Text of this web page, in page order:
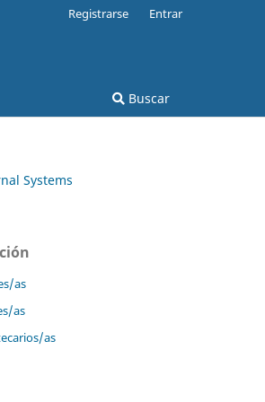
Buscar
Registrarse Entrar
Systems
as
as
as